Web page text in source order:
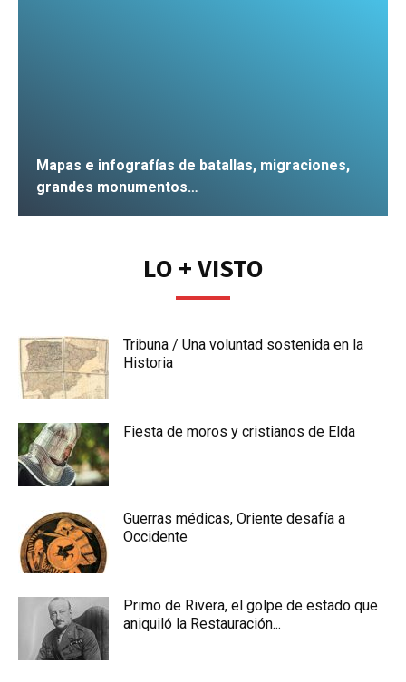
Mapas e infografías de batallas, migraciones,
grandes monumentos…
LO + VISTO
Tribuna / Una voluntad sostenida en la
Historia
Fiesta de moros y cristianos de Elda
Guerras médicas, Oriente desafía a
Occidente
Primo de Rivera, el golpe de estado que
aniquiló la Restauración...